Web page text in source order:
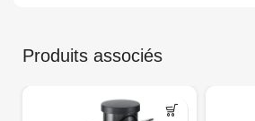
Produits associés